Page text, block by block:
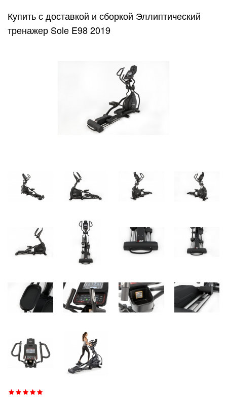
Купить с доставкой и сборкой Эллиптический
тренажер Sole E98 2019